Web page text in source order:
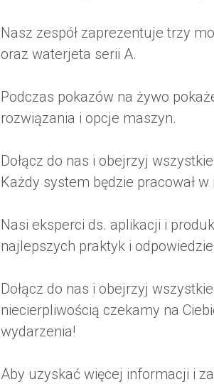
Nasz zespół zaprezentuje trzy
oraz waterjeta serii A.
Podczas pokazów na żywo
rozwiązania i opcje maszyn.
Dołącz do nas i obejrzyj
Każdy system będzie pracował
Nasi eksperci ds. aplikacji i
najlepszych praktyk i
Dołącz do nas i obejrzyj
niecierpliwością czekamy na
wydarzenia!
Aby uzyskać więcej informacji i